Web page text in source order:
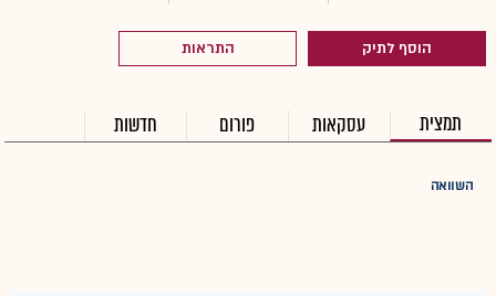
הוסף לתיק התראות
תמצית עסקאות פורום חדשות
השוואה